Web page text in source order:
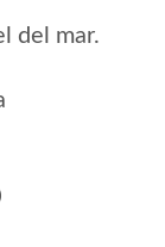
del mar.